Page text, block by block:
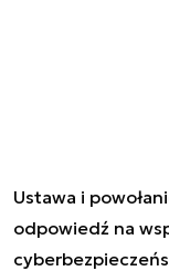
Ustawa i
odpowiedź na